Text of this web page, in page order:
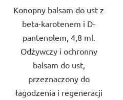
gwiazdek.
Konopny balsam do ust z
beta-karotenem i D-
pantenolem, 4,8 ml.
Odżywczy i ochronny
balsam do ust,
przeznaczony do
łagodzenia i regeneracji